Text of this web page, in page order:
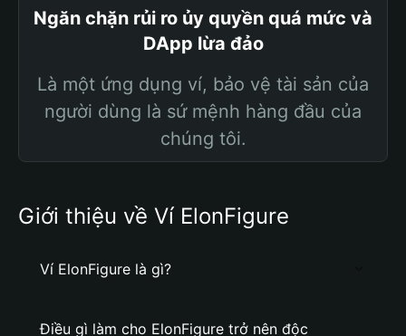
Ngăn chặn rủi ro ủy quyền quá mức và
DApp lừa đảo
Là một ứng dụng ví, bảo vệ tài sản của
người dùng là sứ mệnh hàng đầu của
chúng tôi.
Giới thiệu về Ví ElonFigure
Ví ElonFigure là gì?
Điều gì làm cho ElonFigure trở nên độc